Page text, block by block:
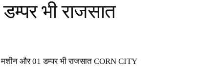
भी राजसात
और 01 डम्पर भी राजसात CORN CITY